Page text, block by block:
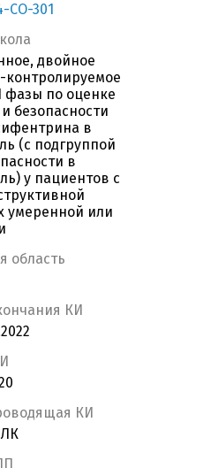
CO-301
двойное
контролируемое
фазы по оценке
безопасности
в
(с подгруппой
в
у пациентов с
умеренной или
область
КИ
КИ